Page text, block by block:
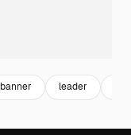
banner leader